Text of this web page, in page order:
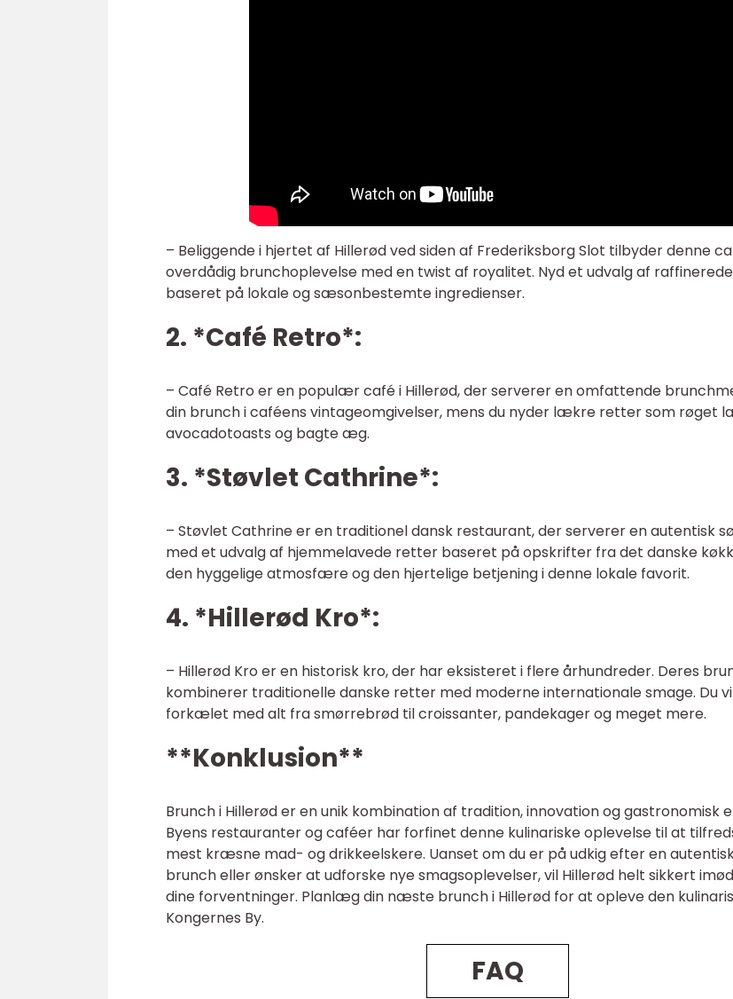
– Beliggende i hjertet af Hillerød ved siden af Frederiksborg Slot tilbyder denne
overdådig brunchoplevelse med en twist af royalitet. Nyd et udvalg af
baseret på lokale og sæsonbestemte ingredienser.
2. *Café Retro*:
– Café Retro er en populær café i Hillerød, der serverer en omfattende
din brunch i caféens vintageomgivelser, mens du nyder lækre retter som røget
avocadotoasts og bagte æg.
3. *Støvlet Cathrine*:
– Støvlet Cathrine er en traditionel dansk restaurant, der serverer en autentisk
med et udvalg af hjemmelavede retter baseret på opskrifter fra det danske
den hyggelige atmosfære og den hjertelige betjening i denne lokale favorit.
4. *Hillerød Kro*:
– Hillerød Kro er en historisk kro, der har eksisteret i flere århundreder. Deres
kombinerer traditionelle danske retter med moderne internationale smage. Du
forkælet med alt fra smørrebrød til croissanter, pandekager og meget mere.
**Konklusion**
Brunch i Hillerød er en unik kombination af tradition, innovation og gastronomisk
Byens restauranter og caféer har forfinet denne kulinariske oplevelse til at
mest kræsne mad- og drikkeelskere. Uanset om du er på udkig efter en
brunch eller ønsker at udforske nye smagsoplevelser, vil Hillerød helt sikkert
dine forventninger. Planlæg din næste brunch i Hillerød for at opleve den
Kongernes By.
FAQ